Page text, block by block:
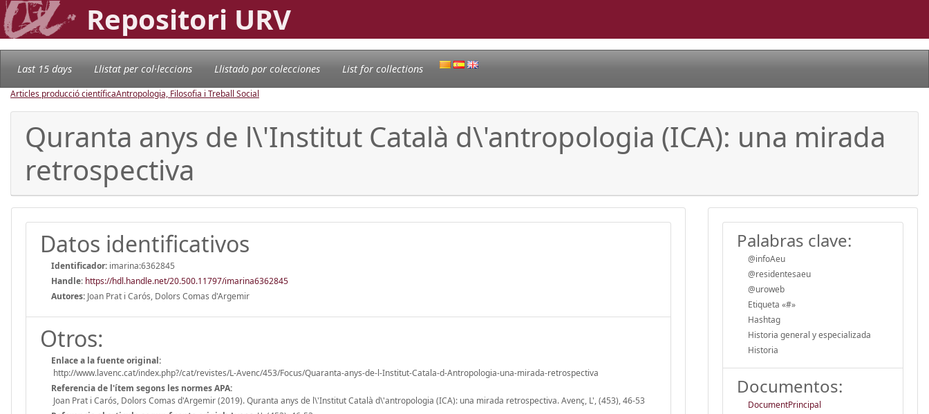
Repositori URV
Last 15 days Llistat per col·leccions Llistado por colecciones List for collections
Articles producció científicaAntropologia, Filosofia i Treball Social
Quranta anys de l\'Institut Català d\'antropologia (ICA): una mirada
retrospectiva
Datos identificativos
Identificador: imarina:6362845
Handle: https://hdl.handle.net/20.500.11797/imarina6362845
Autores: Joan Prat i Carós, Dolors Comas d'Argemir
Otros:
Enlace a la fuente original:
http://www.lavenc.cat/index.php?/cat/revistes/L-Avenc/453/Focus/Quaranta-anys-de-l-Institut-Catala-d-Antropologia-una-mirada-retrospectiva
Referencia de l'ítem segons les normes APA:
Joan Prat i Carós, Dolors Comas d'Argemir (2019). Quranta anys de l\'Institut Català d\'antropologia (ICA): una mirada retrospectiva. Avenç, L', (453), 46-53
Palabras clave:
@infoAeu
@residentesaeu
@uroweb
Etiqueta «#»
Hashtag
Historia general y especializada
Historia
Documentos:
DocumentPrincipal